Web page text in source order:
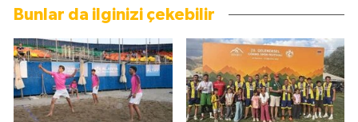
Bunlar da ilginizi çekebilir